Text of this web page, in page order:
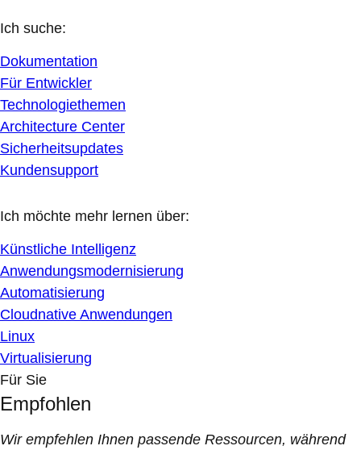
Ich suche:
Dokumentation
Für Entwickler
Technologiethemen
Architecture Center
Sicherheitsupdates
Kundensupport
Ich möchte mehr lernen über:
Künstliche Intelligenz
Anwendungsmodernisierung
Automatisierung
Cloudnative Anwendungen
Linux
Virtualisierung
Für Sie
Empfohlen
Wir empfehlen Ihnen passende Ressourcen, während